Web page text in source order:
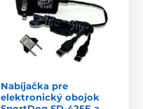
Nabíjačka pre
elektronický obojok